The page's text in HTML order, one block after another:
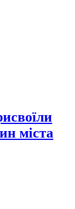
міста